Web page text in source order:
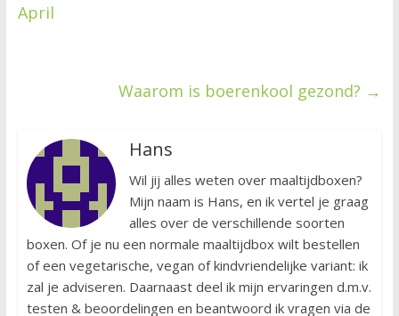
April
Waarom is boerenkool gezond? →
Hans
Wil jij alles weten over maaltijdboxen?
Mijn naam is Hans, en ik vertel je graag
alles over de verschillende soorten
boxen. Of je nu een normale maaltijdbox wilt bestellen
of een vegetarische, vegan of kindvriendelijke variant: ik
zal je adviseren. Daarnaast deel ik mijn ervaringen d.m.v.
testen & beoordelingen en beantwoord ik vragen via de